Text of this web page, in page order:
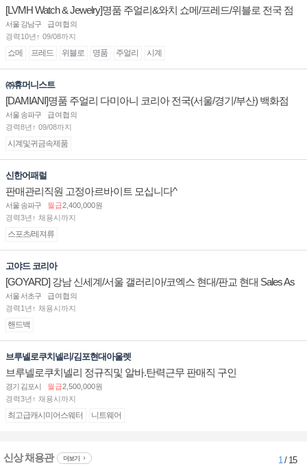
[LVMH Watch & Jewelry]명품 주얼리&와치 쇼메/프레드/위블로 전국 점
장/부점장/판매사원 채용
서울 강남구
급여협의
경력10년↑ 09/08까지
쇼메 프레드 위블로 명품 주얼리 시계
㈜휴머니스트
[DAMIANI]명품 주얼리 다미아니 코리아 전국(서울/경기/부산) 백화점
부점장/판매사원 채용
서울 송파구
급여협의
경력8년↑ 09/08까지
시계및귀금속제품
신한어패럴
판매관리직원 고정아르바이트 모십니다^
서울 송파구 월급2,400,000원
경력3년↑ 채용시까지
스포츠/레져류
고야드 코리아
[GOYARD] 강남 신세계/서울 갤러리아/코엑스 현대/판교 현대 Sales As
sociate 채용
서울 서초구
급여협의
경력1년↑ 채용시까지
핸드백
브루넬로쿠치넬리/김포현대아울렛
브루넬로쿠치넬리 정규직및 알바.탄력근무 판매직 구인
경기 김포시 월급2,500,000원
경력3년↑ 채용시까지
최고급캐시미어스웨터 니트웨어
신상 채용관 더보기 1/ 15